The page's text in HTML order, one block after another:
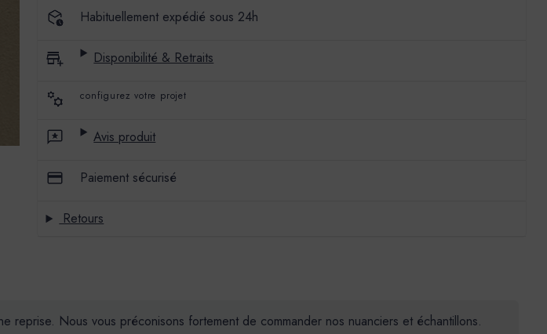
Habituellement expédié sous 24h
Disponibilité & Retraits
configurez votre projet
Avis produit
Paiement sécurisé
Retours
Nous vous préconisons fortement de commander nos nuanciers et échantillons.